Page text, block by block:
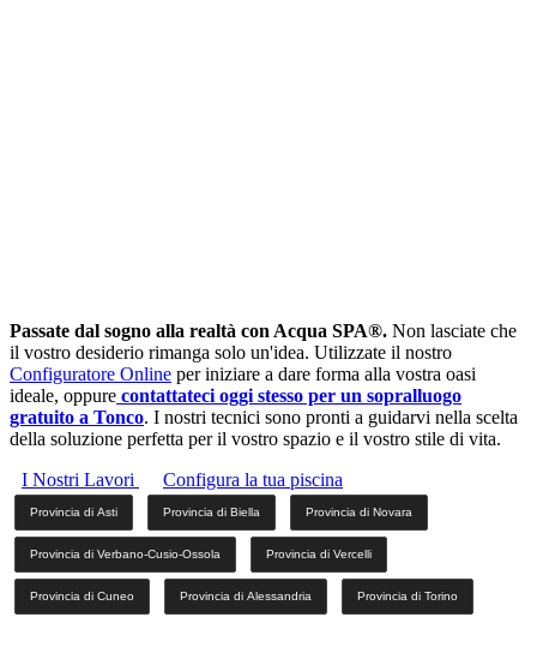
Passate dal sogno alla realtà con Acqua SPA®. Non lasciate che
il vostro desiderio rimanga solo un'idea. Utilizzate il nostro
Configuratore Online per iniziare a dare forma alla vostra oasi
ideale, oppure contattateci oggi stesso per un sopralluogo
gratuito a Tonco. I nostri tecnici sono pronti a guidarvi nella scelta
della soluzione perfetta per il vostro spazio e il vostro stile di vita.
I Nostri Lavori
Configura la tua piscina
Provincia di Asti Provincia di Biella Provincia di Novara
Provincia di Verbano-Cusio-Ossola Provincia di Vercelli
Provincia di Cuneo Provincia di Alessandria Provincia di Torino